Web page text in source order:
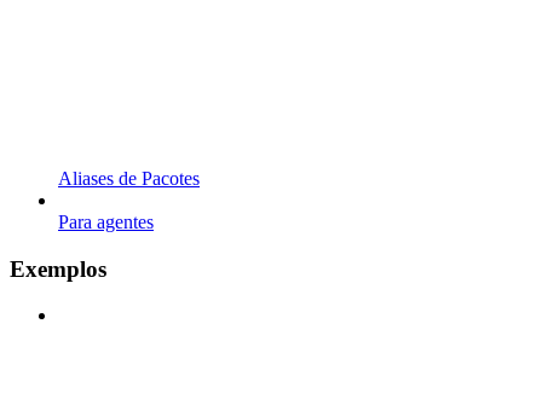
Aliases de Pacotes
Para agentes
Exemplos